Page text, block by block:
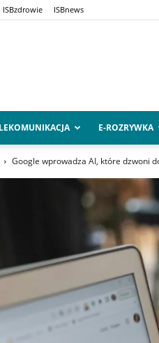
ISBzdrowie ISBnews
E-ROZRYWKA
Google wprowadza AI, które dzwoni